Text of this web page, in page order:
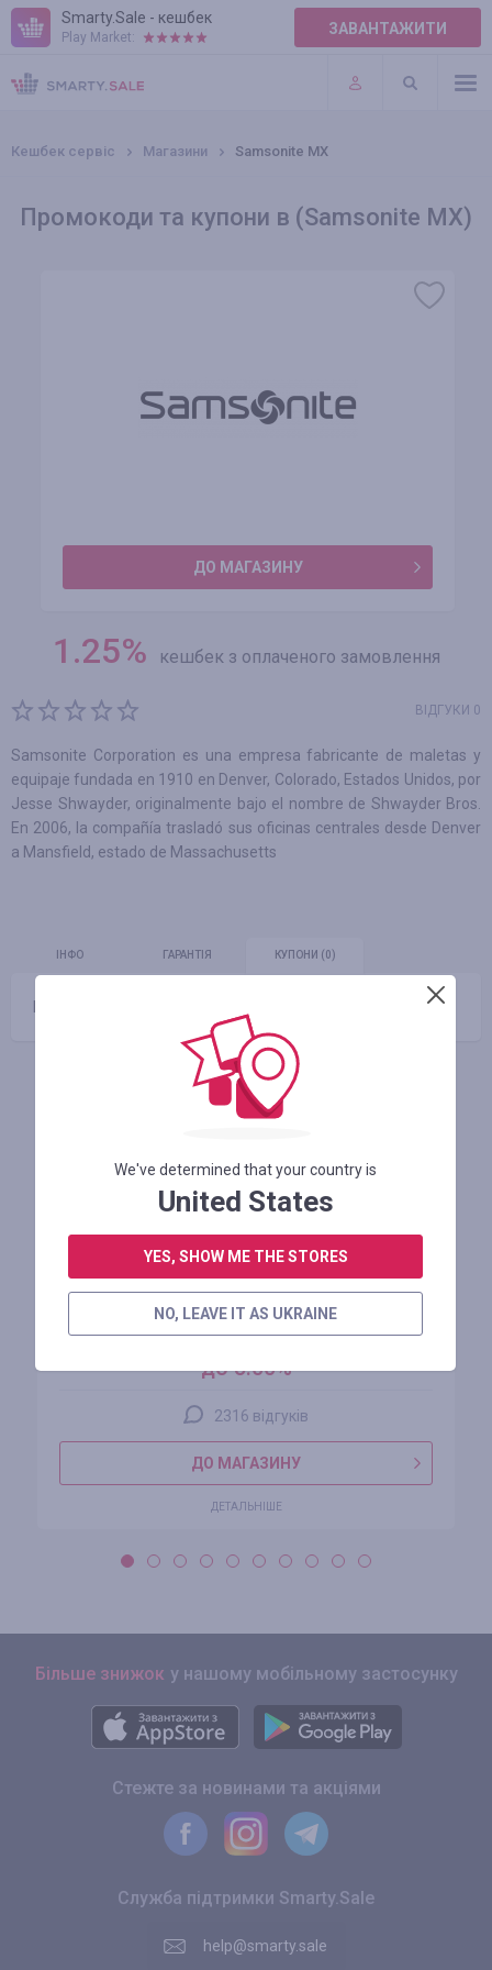
Smarty.Sale - кешбек
Play Market: ЗАВАНТАЖИТИ
ПРАВИЛА
ПЛАГІНИ
Кешбек сервіс Магазини Samsonite MX
Промокоди та купони в (Samsonite MX)
ДО МАГАЗИНУ
1.25% кешбек з оплаченого замовлення
ВІДГУКИ 0
Samsonite Corporation es una empresa fabricante de maletas y
equipaje fundada en 1910 en Denver, Colorado, Estados Unidos, por
Jesse Shwayder, originalmente bajo el nombre de Shwayder Bros.
En 2006, la compañía trasladó sus oficinas centrales desde Denver
a Mansfield, estado de Massachusetts
ІНФО ГАРАНТІЯ КУПОНИ (0)
Схожі магазини
AliExpress
до 5.00%
2316 відгуків
ДО МАГАЗИНУ
ДЕТАЛЬНІШЕ
Більше знижок у нашому мобільному застосунку
Стежте за новинами та акціями
Служба підтримки Smarty.Sale
help@smarty.sale
We've determined that your country is
United States
YES, SHOW ME THE STORES
NO, LEAVE IT AS UKRAINE